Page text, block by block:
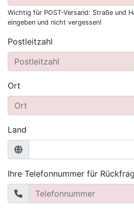
Wichtig für POST-Versand: Straße und
eingeben und nicht vergessen!
Postleitzahl
Ort
Land
Ihre Telefonnummer für